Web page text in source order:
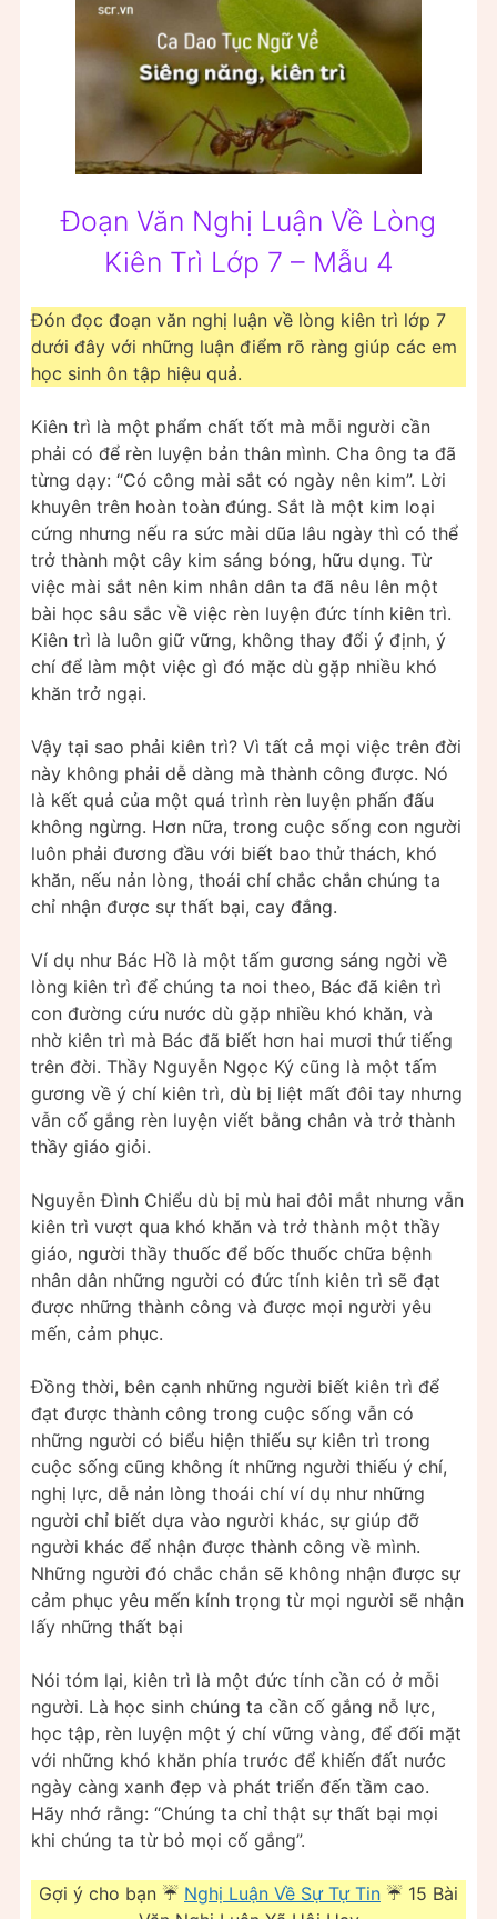
Đoạn Văn Nghị Luận Về Lòng
Kiên Trì Lớp 7 – Mẫu 4
Đón đọc đoạn văn nghị luận về lòng kiên trì lớp 7
dưới đây với những luận điểm rõ ràng giúp các em
học sinh ôn tập hiệu quả.
Kiên trì là một phẩm chất tốt mà mỗi người cần
phải có để rèn luyện bản thân mình. Cha ông ta đã
từng dạy: “Có công mài sắt có ngày nên kim”. Lời
khuyên trên hoàn toàn đúng. Sắt là một kim loại
cứng nhưng nếu ra sức mài dũa lâu ngày thì có thể
trở thành một cây kim sáng bóng, hữu dụng. Từ
việc mài sắt nên kim nhân dân ta đã nêu lên một
bài học sâu sắc về việc rèn luyện đức tính kiên trì.
Kiên trì là luôn giữ vững, không thay đổi ý định, ý
chí để làm một việc gì đó mặc dù gặp nhiều khó
khăn trở ngại.
Vậy tại sao phải kiên trì? Vì tất cả mọi việc trên đời
này không phải dễ dàng mà thành công được. Nó
là kết quả của một quá trình rèn luyện phấn đấu
không ngừng. Hơn nữa, trong cuộc sống con người
luôn phải đương đầu với biết bao thử thách, khó
khăn, nếu nản lòng, thoái chí chắc chắn chúng ta
chỉ nhận được sự thất bại, cay đắng.
Ví dụ như Bác Hồ là một tấm gương sáng ngời về
lòng kiên trì để chúng ta noi theo, Bác đã kiên trì
con đường cứu nước dù gặp nhiều khó khăn, và
nhờ kiên trì mà Bác đã biết hơn hai mươi thứ tiếng
trên đời. Thầy Nguyễn Ngọc Ký cũng là một tấm
gương về ý chí kiên trì, dù bị liệt mất đôi tay nhưng
vẫn cố gắng rèn luyện viết bằng chân và trở thành
thầy giáo giỏi.
Nguyễn Đình Chiểu dù bị mù hai đôi mắt nhưng vẫn
kiên trì vượt qua khó khăn và trở thành một thầy
giáo, người thầy thuốc để bốc thuốc chữa bệnh
nhân dân những người có đức tính kiên trì sẽ đạt
được những thành công và được mọi người yêu
mến, cảm phục.
Đồng thời, bên cạnh những người biết kiên trì để
đạt được thành công trong cuộc sống vẫn có
những người có biểu hiện thiếu sự kiên trì trong
cuộc sống cũng không ít những người thiếu ý chí,
nghị lực, dễ nản lòng thoái chí ví dụ như những
người chỉ biết dựa vào người khác, sự giúp đỡ
người khác để nhận được thành công về mình.
Những người đó chắc chắn sẽ không nhận được sự
cảm phục yêu mến kính trọng từ mọi người sẽ nhận
lấy những thất bại
Nói tóm lại, kiên trì là một đức tính cần có ở mỗi
người. Là học sinh chúng ta cần cố gắng nỗ lực,
học tập, rèn luyện một ý chí vững vàng, để đối mặt
với những khó khăn phía trước để khiến đất nước
ngày càng xanh đẹp và phát triển đến tầm cao.
Hãy nhớ rằng: “Chúng ta chỉ thật sự thất bại mọi
khi chúng ta từ bỏ mọi cố gắng”.
Gợi ý cho bạn ☔ Nghị Luận Về Sự Tự Tin ☔ 15 Bài